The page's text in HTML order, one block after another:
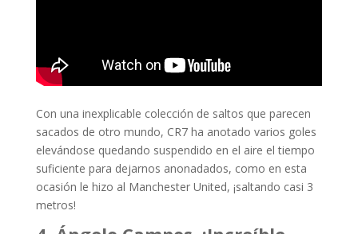
Con una inexplicable colección de saltos que parecen
sacados de otro mundo, CR7 ha anotado varios goles
elevándose quedando suspendido en el aire el tiempo
suficiente para dejarnos anonadados, como en esta
ocasión le hizo al Manchester United, ¡saltando casi 3
metros!